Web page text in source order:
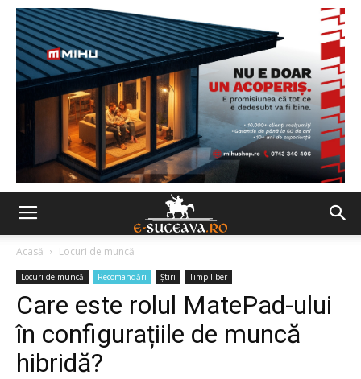
Acasă Locuri de muncă
Locuri de muncă Recomandări Ştiri Timp liber
Care este rolul MatePad-ului
în configurațiile de muncă
hibridă?